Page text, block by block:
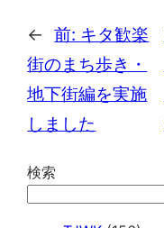
← 前: キタ歓楽
街のまち歩き・
地下街編を実施
しました
検索